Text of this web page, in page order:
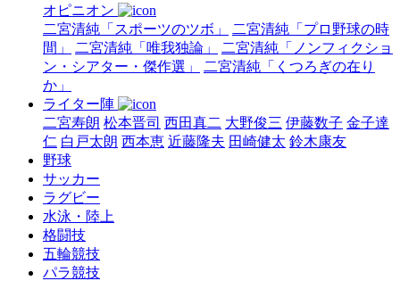
オピニオン
二宮清純「スポーツのツボ」
二宮清純「プロ野球の時
間」
二宮清純「唯我独論」
二宮清純「ノンフィクショ
ン・シアター・傑作選」
二宮清純「くつろぎの在り
か」
ライター陣
二宮寿朗 松本晋司 西田真二 大野俊三 伊藤数子 金子達
仁 白戸太朗 西本恵 近藤隆夫 田崎健太 鈴木康友
野球
サッカー
ラグビー
水泳・陸上
格闘技
五輪競技
パラ競技